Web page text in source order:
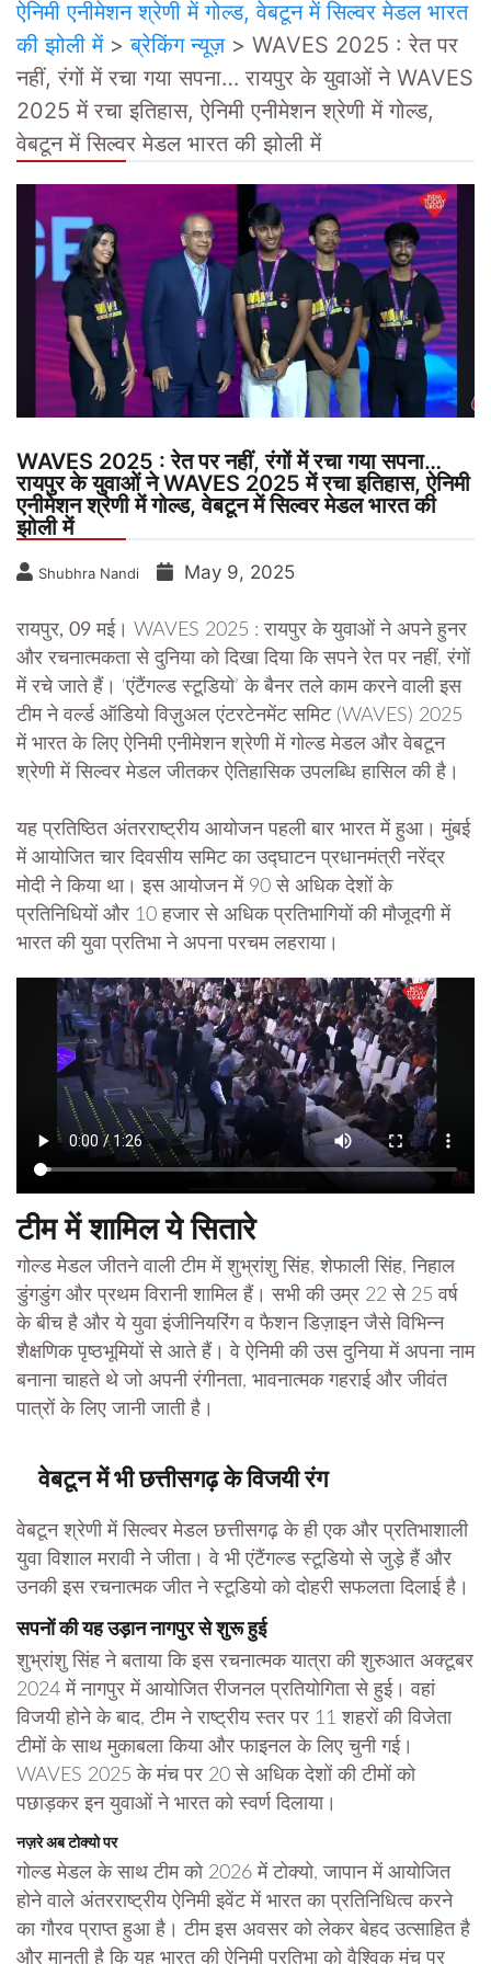
ऐनिमी एनीमेशन श्रेणी में गोल्ड, वेबटून में सिल्वर मेडल भारत
की झोली में>ब्रेकिंग न्यूज़> WAVES 2025 : रेत पर
नहीं, रंगों में रचा गया सपना… रायपुर के युवाओं ने WAVES
2025 में रचा इतिहास, ऐनिमी एनीमेशन श्रेणी में गोल्ड,
वेबटून में सिल्वर मेडल भारत की झोली में
WAVES 2025 : रेत पर नहीं, रंगों में रचा गया सपना…
रायपुर के युवाओं ने WAVES 2025 में रचा इतिहास, ऐनिमी
एनीमेशन श्रेणी में गोल्ड, वेबटून में सिल्वर मेडल भारत की
झोली में
Shubhra Nandi May 9, 2025
रायपुर, 09 मई। WAVES 2025 : रायपुर के युवाओं ने अपने हुनर
और रचनात्मकता से दुनिया को दिखा दिया कि सपने रेत पर नहीं, रंगों
में रचे जाते हैं। ‘एंटैंगल्ड स्टूडियो’ के बैनर तले काम करने वाली इस
टीम ने वर्ल्ड ऑडियो विज़ुअल एंटरटेनमेंट समिट (WAVES) 2025
में भारत के लिए ऐनिमी एनीमेशन श्रेणी में गोल्ड मेडल और वेबटून
श्रेणी में सिल्वर मेडल जीतकर ऐतिहासिक उपलब्धि हासिल की है।
यह प्रतिष्ठित अंतरराष्ट्रीय आयोजन पहली बार भारत में हुआ। मुंबई
में आयोजित चार दिवसीय समिट का उद्घाटन प्रधानमंत्री नरेंद्र
मोदी ने किया था। इस आयोजन में 90 से अधिक देशों के
प्रतिनिधियों और 10 हजार से अधिक प्रतिभागियों की मौजूदगी में
भारत की युवा प्रतिभा ने अपना परचम लहराया।
टीम में शामिल ये सितारे
गोल्ड मेडल जीतने वाली टीम में शुभ्रांशु सिंह, शेफाली सिंह, निहाल
डुंगडुंग और प्रथम विरानी शामिल हैं। सभी की उम्र 22 से 25 वर्ष
के बीच है और ये युवा इंजीनियरिंग व फैशन डिज़ाइन जैसे विभिन्न
शैक्षणिक पृष्ठभूमियों से आते हैं। वे ऐनिमी की उस दुनिया में अपना नाम
बनाना चाहते थे जो अपनी रंगीनता, भावनात्मक गहराई और जीवंत
पात्रों के लिए जानी जाती है।
वेबटून में भी छत्तीसगढ़ के विजयी रंग
वेबटून श्रेणी में सिल्वर मेडल छत्तीसगढ़ के ही एक और प्रतिभाशाली
युवा विशाल मरावी ने जीता। वे भी एंटैंगल्ड स्टूडियो से जुड़े हैं और
उनकी इस रचनात्मक जीत ने स्टूडियो को दोहरी सफलता दिलाई है।
सपनों की यह उड़ान नागपुर से शुरू हुई
शुभ्रांशु सिंह ने बताया कि इस रचनात्मक यात्रा की शुरुआत अक्टूबर
2024 में नागपुर में आयोजित रीजनल प्रतियोगिता से हुई। वहां
विजयी होने के बाद, टीम ने राष्ट्रीय स्तर पर 11 शहरों की विजेता
टीमों के साथ मुकाबला किया और फाइनल के लिए चुनी गई।
WAVES 2025 के मंच पर 20 से अधिक देशों की टीमों को
पछाड़कर इन युवाओं ने भारत को स्वर्ण दिलाया।
नज़रे अब टोक्यो पर
गोल्ड मेडल के साथ टीम को 2026 में टोक्यो, जापान में आयोजित
होने वाले अंतरराष्ट्रीय ऐनिमी इवेंट में भारत का प्रतिनिधित्व करने
का गौरव प्राप्त हुआ है। टीम इस अवसर को लेकर बेहद उत्साहित है
और मानती है कि यह भारत की ऐनिमी प्रतिभा को वैश्विक मंच पर